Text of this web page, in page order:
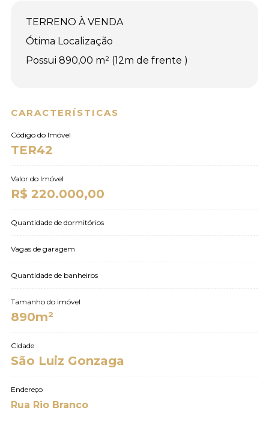
TERRENO À VENDA
Ótima Localização
Possui 890,00 m² (12m de frente )
CARACTERÍSTICAS
Código do Imóvel
TER42
Valor do Imóvel
R$ 220.000,00
Quantidade de dormitórios
Vagas de garagem
Quantidade de banheiros
Tamanho do imóvel
890m²
Cidade
São Luiz Gonzaga
Endereço
Rua Rio Branco